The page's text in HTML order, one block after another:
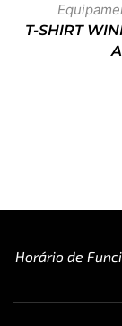
T-SHIRT
Horário de